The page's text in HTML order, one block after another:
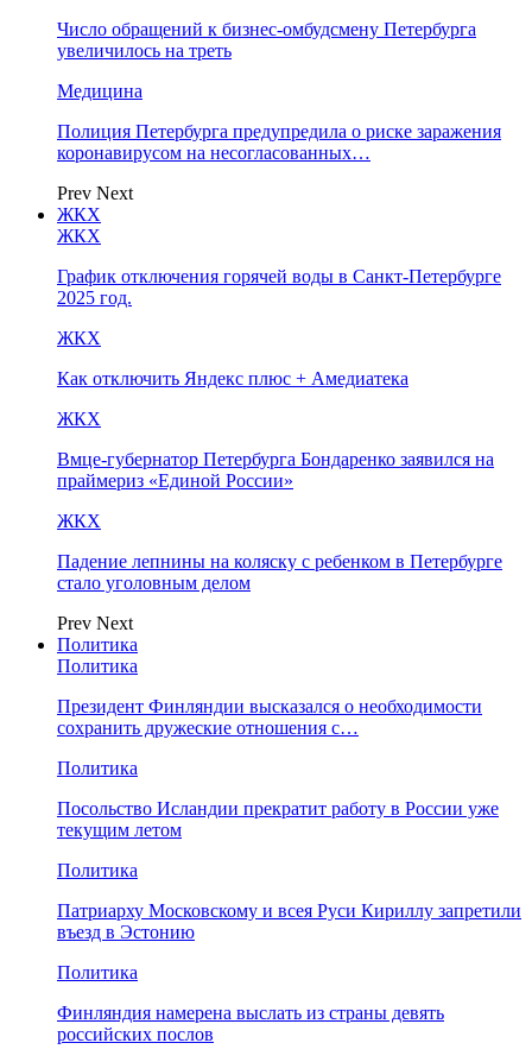
Число обращений к бизнес-омбудсмену Петербурга
увеличилось на треть
Медицина
Полиция Петербурга предупредила о риске заражения
коронавирусом на несогласованных…
Prev Next
ЖКХ
ЖКХ
График отключения горячей воды в Санкт-Петербурге
2025 год.
ЖКХ
Как отключить Яндекс плюс + Амедиатека
ЖКХ
Вмце-губернатор Петербурга Бондаренко заявился на
праймериз «Единой России»
ЖКХ
Падение лепнины на коляску с ребенком в Петербурге
стало уголовным делом
Prev Next
Политика
Политика
Президент Финляндии высказался о необходимости
сохранить дружеские отношения с…
Политика
Посольство Исландии прекратит работу в России уже
текущим летом
Политика
Патриарху Московскому и всея Руси Кириллу запретили
въезд в Эстонию
Политика
Финляндия намерена выслать из страны девять
российских послов